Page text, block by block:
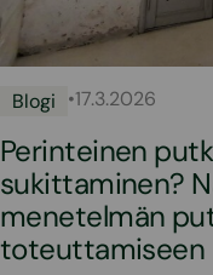
Blogi •17.3.2026
Perinteinen
sukittaminen?
menetelmän
toteuttamiseen